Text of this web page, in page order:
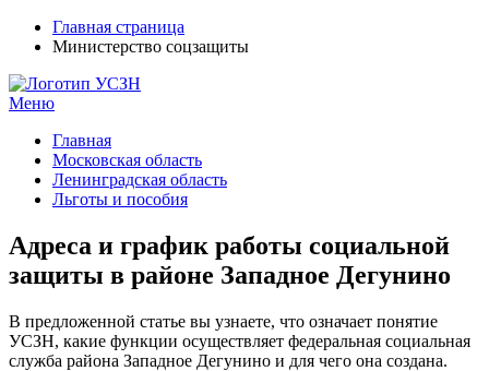
Главная страница
Министерство соцзащиты
Меню
Главная
Московская область
Ленинградская область
Льготы и пособия
Адреса и график работы социальной
защиты в районе Западное Дегунино
В предложенной статье вы узнаете, что означает понятие
УСЗН, какие функции осуществляет федеральная социальная
служба района Западное Дегунино и для чего она создана.